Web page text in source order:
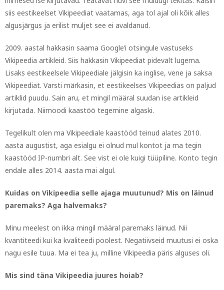
siis eestikeelset Vikipeediat vaatamas, aga tol ajal oli kõik alles
algusjärgus ja erilist muljet see ei avaldanud.
2009. aastal hakkasin saama Google’i otsingule vastuseks
Vikipeedia artikleid. Siis hakkasin Vikipeediat pidevalt lugema.
Lisaks eestikeelsele Vikipeediale jälgisin ka inglise, vene ja saksa
Vikipeediat. Varsti märkasin, et eestikeelses Vikipeedias on paljud
artiklid puudu. Sain aru, et mingil määral suudan ise artikleid
kirjutada. Niimoodi kaastöö tegemine algaski.
Tegelikult olen ma Vikipeediale kaastööd teinud alates 2010.
aasta augustist, aga esialgu ei olnud mul kontot ja ma tegin
kaastööd IP-numbri alt. See vist ei ole kuigi tüüpiline. Konto tegin
endale alles 2014. aasta mai algul.
Kuidas on Vikipeedia selle ajaga muutunud? Mis on läinud
paremaks? Aga halvemaks?
Minu meelest on ikka mingil määral paremaks läinud. Nii
kvantiteedi kui ka kvaliteedi poolest. Negatiivseid muutusi ei oska
nagu esile tuua. Ma ei tea ju, milline Vikipeedia päris alguses oli.
Mis sind täna Vikipeedia juures hoiab?